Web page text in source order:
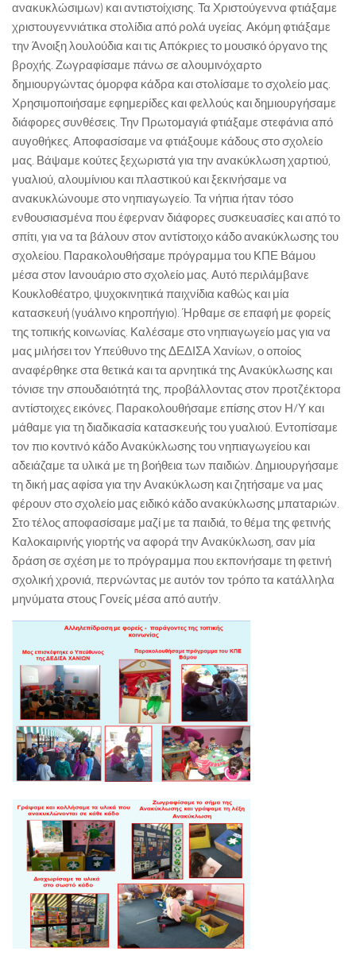
Εθνικό Ίδρυμα Μελετών και Ερευνών ΕΛΕΥΘΕΡΙΟΣ
ΒΕΝΙΖΕΛΟΣ
Υπουργείο Πολιτισμού και Αθλητισμού
Παγκρήτιο Ιστολόγιο για τα Ζητήματα του Σχολικού Εκφοβισμού
Υπουργείο Υγείας
Σχολικές Μονάδες
Χάρτης Δημοτικών Σχολείων
Δ/νσεις – Τηλέφωνα – Emails ΔΣ Χανίων
Χάρτης Νηπιαγωγείων Χανίων
Δ/νσεις – Τηλέφωνα – Emails ΝΓ Χανίων
Εκδόσεις
Ήρθε Γράμμα στο Σχολείο
Ασκληπιάδες
Asclipiada Magazine Vol.1
Asclipiada Magazine Vol. 2
Asclipiada Magazine Vol. 3
ΕΝΗΜΕΡΟΣ
ΟικόΚρητο
Αιτήσεις Συμμετοχής (Σεμινάρια/Δράσεις)
κών Δρ/των
Ενημέρωση ΥΣΔ ΠΕ Χανίων για συμμετοχή σας σε Δράσεις/
Προγράμματα ΚΠΕ, etwinning, ΜΚΟ κτλ
Προεγγραφή στο Εθνικό Δίκτυο Αγωγής Υγείας
ανακυκλώσιμων) και αντιστοίχισης. Τα Χριστούγεννα φτιάξαμε
χριστουγεννιάτικα στολίδια από ρολά υγείας. Ακόμη φτιάξαμε
την Άνοιξη λουλούδια και τις Απόκριες το μουσικό όργανο της
βροχής. Ζωγραφίσαμε πάνω σε αλουμινόχαρτο
δημιουργώντας όμορφα κάδρα και στολίσαμε το σχολείο μας.
Χρησιμοποιήσαμε εφημερίδες και φελλούς και δημιουργήσαμε
διάφορες συνθέσεις. Την Πρωτομαγιά φτιάξαμε στεφάνια από
αυγοθήκες. Αποφασίσαμε να φτιάξουμε κάδους στο σχολείο
μας. Βάψαμε κούτες ξεχωριστά για την ανακύκλωση χαρτιού,
γυαλιού, αλουμίνιου και πλαστικού και ξεκινήσαμε να
ανακυκλώνουμε στο νηπιαγωγείο. Τα νήπια ήταν τόσο
ενθουσιασμένα που έφερναν διάφορες συσκευασίες και από το
σπίτι, για να τα βάλουν στον αντίστοιχο κάδο ανακύκλωσης του
σχολείου. Παρακολουθήσαμε πρόγραμμα του ΚΠΕ Βάμου
μέσα στον Ιανουάριο στο σχολείο μας. Αυτό περιλάμβανε
Κουκλοθέατρο, ψυχοκινητικά παιχνίδια καθώς και μία
κατασκευή (γυάλινο κηροπήγιο). Ήρθαμε σε επαφή με φορείς
της τοπικής κοινωνίας. Καλέσαμε στο νηπιαγωγείο μας για να
μας μιλήσει τον Υπεύθυνο της ΔΕΔΙΣΑ Χανίων, ο οποίος
αναφέρθηκε στα θετικά και τα αρνητικά της Ανακύκλωσης και
τόνισε την σπουδαιότητά της, προβάλλοντας στον προτζέκτορα
αντίστοιχες εικόνες. Παρακολουθήσαμε επίσης στον Η/Υ και
μάθαμε για τη διαδικασία κατασκευής του γυαλιού. Εντοπίσαμε
τον πιο κοντινό κάδο Ανακύκλωσης του νηπιαγωγείου και
αδειάζαμε τα υλικά με τη βοήθεια των παιδιών. Δημιουργήσαμε
τη δική μας αφίσα για την Ανακύκλωση και ζητήσαμε να μας
φέρουν στο σχολείο μας ειδικό κάδο ανακύκλωσης μπαταριών.
Στο τέλος αποφασίσαμε μαζί με τα παιδιά, το θέμα της φετινής
Καλοκαιρινής γιορτής να αφορά την Ανακύκλωση, σαν μία
δράση σε σχέση με το πρόγραμμα που εκπονήσαμε τη φετινή
σχολική χρονιά, περνώντας με αυτόν τον τρόπο τα κατάλληλα
μηνύματα στους Γονείς μέσα από αυτήν.